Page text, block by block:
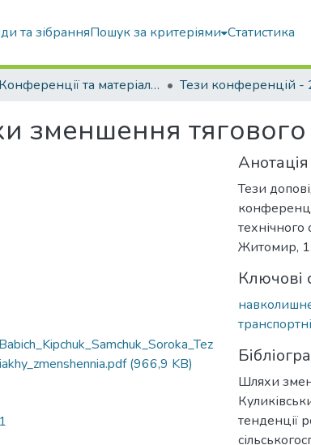
та зібранняПошук за критеріями Статистика
Конференції та матеріали конференцій Тези конференцій -
зменшення тягового
(966,9 KB)
Анотація
Тези
технічного
Житомир,
Ключові
Шляхи
тенденції